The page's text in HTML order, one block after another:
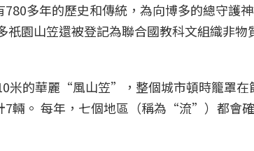
多年的歷史和傳統，為向博多的總守護
園山笠還被登記為聯合國教科文組織非物
米的華麗“風山笠”，整個城市頓時籠罩在
輛。 每年，七個地區（稱為“流”）都會